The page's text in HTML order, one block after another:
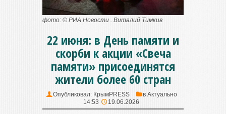
фото: © РИА Новости . Виталий Тимкив
22 июня: в День памяти и
скорби к акции «Свеча
памяти» присоединятся
жители более 60 стран
Опубликовал: КрымPRESS в Актуально
14:53
19.06.2026